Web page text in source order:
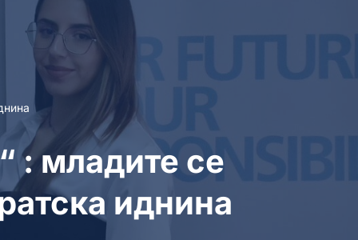
: младите се
иднина